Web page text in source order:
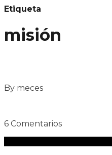
Etiqueta
misión
By meces
6 Comentarios